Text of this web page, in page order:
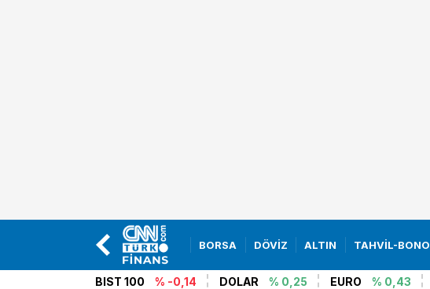
BORSA DÖVİZ ALTIN TAHVİL-BONO
BIST 100
% -0,14
DOLAR
% 0,25
EURO
% 0,43